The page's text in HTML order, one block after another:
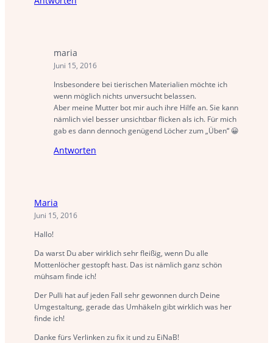
maria
Juni 15, 2016
Insbesondere bei tierischen Materialien möchte ich
wenn möglich nichts unversucht belassen.
Aber meine Mutter bot mir auch ihre Hilfe an. Sie kann
nämlich viel besser unsichtbar flicken als ich. Für mich
gab es dann dennoch genügend Löcher zum „Üben“ 😀
Antworten
Maria
Juni 15, 2016
Hallo!
Da warst Du aber wirklich sehr fleißig, wenn Du alle
Mottenlöcher gestopft hast. Das ist nämlich ganz schön
mühsam finde ich!
Der Pulli hat auf jeden Fall sehr gewonnen durch Deine
Umgestaltung, gerade das Umhäkeln gibt wirklich was her
finde ich!
Danke fürs Verlinken zu fix it und zu EiNaB!